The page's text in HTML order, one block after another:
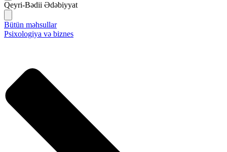
Qeyri-Bədii Ədəbiyyat
Bütün məhsullar
Psixologiya və biznes